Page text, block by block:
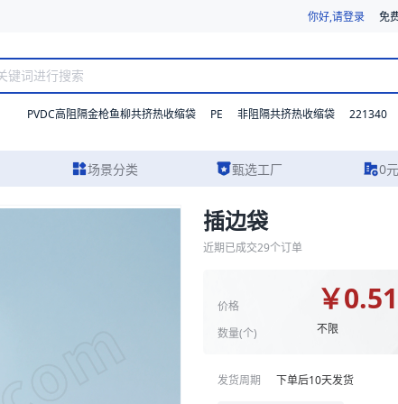
你好,请登录 免
PVDC高阻隔金枪鱼柳共挤热收缩袋 PE 非阻隔共挤热收缩袋 221340
场景分类 甄选工厂 0
片及报价参考。我们支持材质、型号与功能的灵活定制，并提供从
插边袋
近期已成交29个订单
价格
数量(个)
￥
不限
发货周期 下单后10天发货